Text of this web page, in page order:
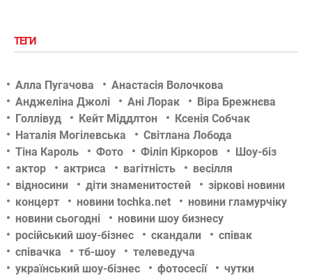
ТЕГИ
Алла Пугачова
Анастасія Волочкова
Анджеліна Джолі
Ані Лорак
Віра Брежнєва
Голлівуд
Кейт Міддлтон
Ксенія Собчак
Наталія Могілевська
Світлана Лобода
Тіна Кароль
Фото Філіп Кіркоров
Шоу-біз
актор
актриса вагітність
весілля
відносини
діти знаменитостей
зіркові новини
концерт
новини tochka.net
новини гламурчіку
новини сьогодні
новини шоу бизнесу
російський шоу-бізнес
скандали
співак
співачка
тб-шоу
телеведуча
український шоу-бізнес
фотосесії чутки